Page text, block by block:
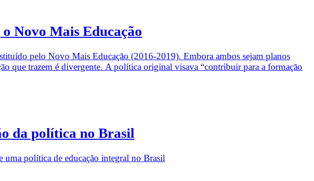
Novo Mais Educação
pelo Novo Mais Educação (2016-2019). Embora ambos sejam planos
que trazem é divergente. A política original visava “contribuir para a formação
da política no Brasil
uma política de educação integral no Brasil